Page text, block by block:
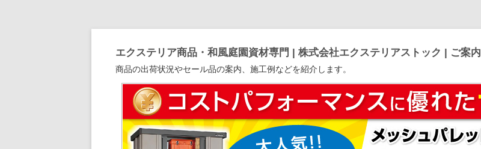
エクステリア商品・和風庭園資材専門 | 株式会社エクステリアストック | ご案内
商品の出荷状況やセール品の案内、施工例などを紹介します。